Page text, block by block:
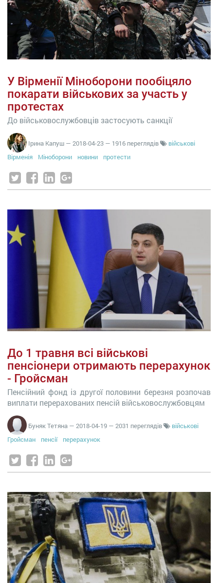
У Вірменії Міноборони пообіцяло
покарати військових за участь у
протестах
До військовослужбовців застосують санкції
Ірина Капуш — 2018-04-23 — 1916 переглядів
військові
Вірменія
Міноборони новини протести
До 1 травня всі військові
пенсіонери отримають перерахунок
- Гройсман
Пенсійний фонд із другої половини березня розпочав
виплати перерахованих пенсій військовослужбовцям
Буняк Тетяна — 2018-04-19 — 2031 переглядів
військові
Гройсман
пенсії перерахунок